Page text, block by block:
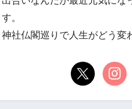
す。
神社仏閣巡りで人生がどう変